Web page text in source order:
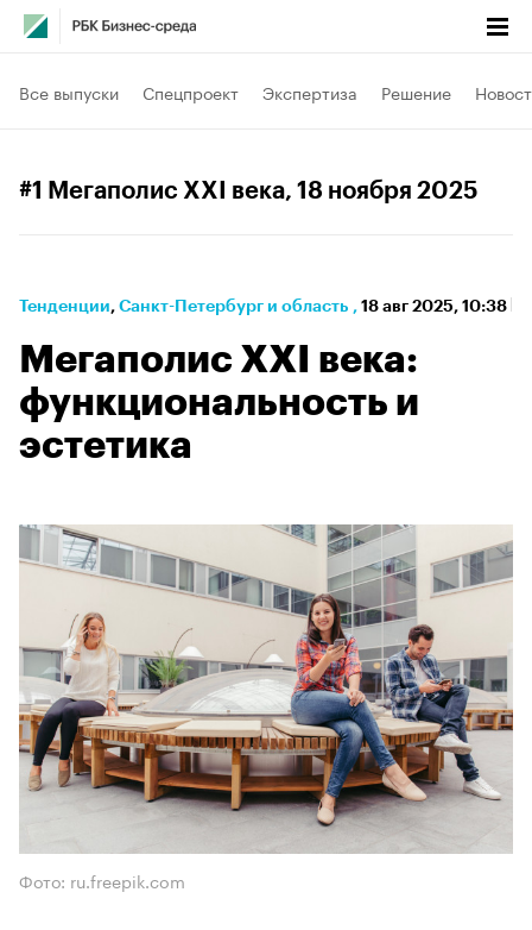
Все выпуски Спецпроект Экспертиза Решение
#1 Мегаполис XXI века, 18 ноября 2025
Тенденции⁠, Санкт-Петербург и область , 18 авг 2025, 10:38
Мегаполис XXI века:
функциональность и
эстетика
Фото: ru.freepik.com